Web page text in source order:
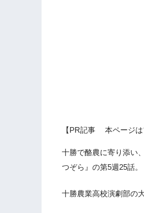
【PR記事 本ページは
十勝で酪農に寄り添い
つぞら』の第5週25話。
十勝農業高校演劇部の